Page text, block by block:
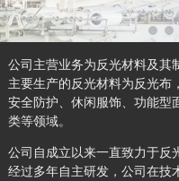
公司主营业务为反光材料及其
主要生产的反光材料为反光布
安全防护、休闲服饰、功能型
类等领域。
公司自成立以来一直致力于反
经过多年自主研发，公司在技